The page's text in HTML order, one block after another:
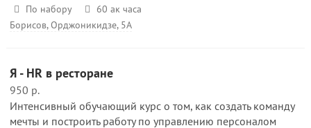
По набору
60 ак часа
Борисов, Орджоникидзе, 5А
Я - HR в ресторане
950 р.
Интенсивный обучающий курс о том, как создать команду
мечты и построить работу по управлению персоналом